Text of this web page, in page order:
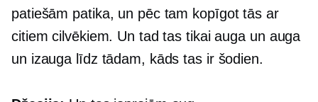
patiešām patika, un pēc tam kopīgot tās ar
citiem cilvēkiem. Un tad tas tikai auga un auga
un izauga līdz tādam, kāds tas ir šodien.